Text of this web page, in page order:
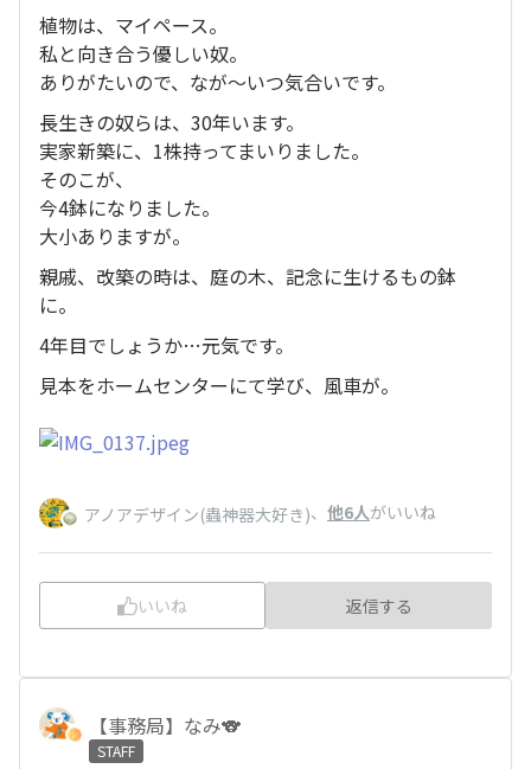
植物は、マイペース。
私と向き合う優しい奴。
ありがたいので、なが〜いつ気合いです。
長生きの奴らは、30年います。
実家新築に、1株持ってまいりました。
そのこが、
今4鉢になりました。
大小ありますが。
親戚、改築の時は、庭の木、記念に生けるもの鉢
に。
4年目でしょうか…元気です。
見本をホームセンターにて学び、風車が。
アノアデザイン(蟲神器大好き)、 他6人がいいね
いいね 返信する
【事務局】なみ🐨
STAFF